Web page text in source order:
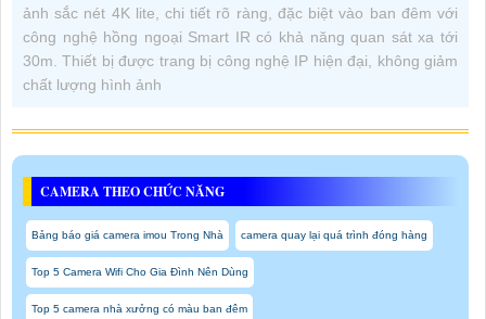
ảnh sắc nét 4K lite, chi tiết rõ ràng, đặc biệt vào ban đêm với
công nghệ hồng ngoại Smart IR có khả năng quan sát xa tới
30m. Thiết bị được trang bị công nghệ IP hiện đại, không giảm
chất lượng hình ảnh
CAMERA THEO CHỨC NĂNG
Bảng báo giá camera imou Trong Nhà camera quay lại quá trình đóng hàng
Top 5 Camera Wifi Cho Gia Đình Nên Dùng
Top 5 camera nhà xưởng có màu ban đêm